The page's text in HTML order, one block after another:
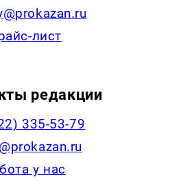
лист
редакции
335-53-79
у нас